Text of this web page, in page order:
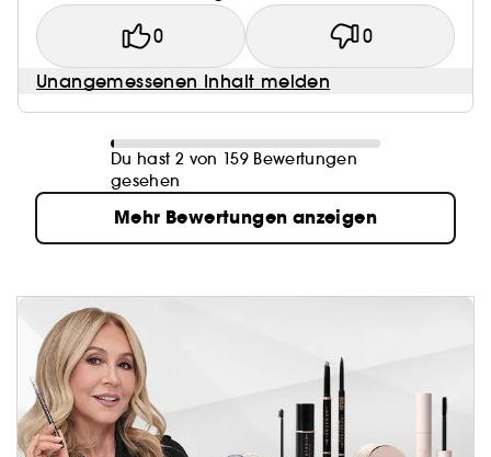
0 0
Unangemessenen Inhalt melden
Du hast 2 von 159 Bewertungen
gesehen
Mehr Bewertungen anzeigen